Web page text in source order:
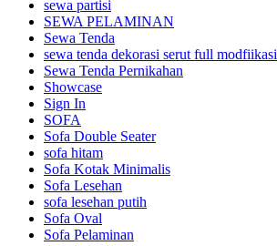
sewa partisi
SEWA PELAMINAN
Sewa Tenda
sewa tenda dekorasi serut full modfiikasi
Sewa Tenda Pernikahan
Showcase
Sign In
SOFA
Sofa Double Seater
sofa hitam
Sofa Kotak Minimalis
Sofa Lesehan
sofa lesehan putih
Sofa Oval
Sofa Pelaminan